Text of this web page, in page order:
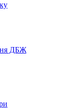
ДБЖ